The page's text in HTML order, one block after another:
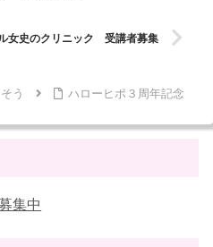
女史のクリニック 受講者募集
う
ハローヒポ３周年記念
集中